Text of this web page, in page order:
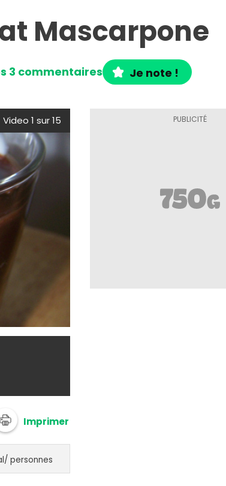
Mascarpone
3 commentaires Je note !
Video 1 sur 15
Imprimer
/ personnes